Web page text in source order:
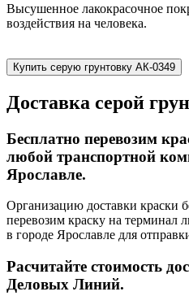
Высушенное лакокрасочное
воздействия на человека.
Купить серую грунтовку АК-0349
Доставка серой
Бесплатно перевозим
любой транспортной
Ярославле.
Организацию доставки краски
перевозим краску на терминал
в городе Ярославле для
Расчитайте стоимость
Деловых Линий.